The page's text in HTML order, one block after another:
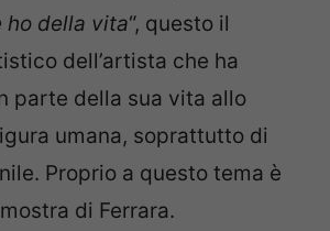
ho della vita“, questo il
dell’artista che ha
parte della sua vita allo
umana, soprattutto di
Proprio a questo tema è
di Ferrara.